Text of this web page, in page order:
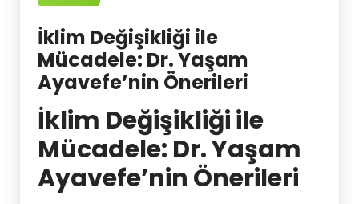
İklim Değişikliği ile
Mücadele: Dr. Yaşam
Ayavefe’nin Önerileri
İklim Değişikliği ile
Mücadele: Dr. Yaşam
Ayavefe’nin Önerileri